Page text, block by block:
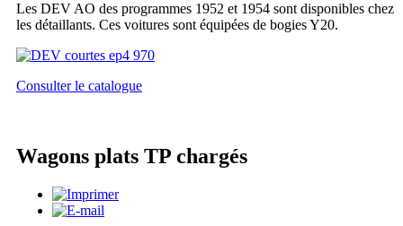
Les DEV AO des programmes 1952 et 1954 sont disponibles chez
les détaillants. Ces voitures sont équipées de bogies Y20.
Consulter le catalogue
Wagons plats TP chargés